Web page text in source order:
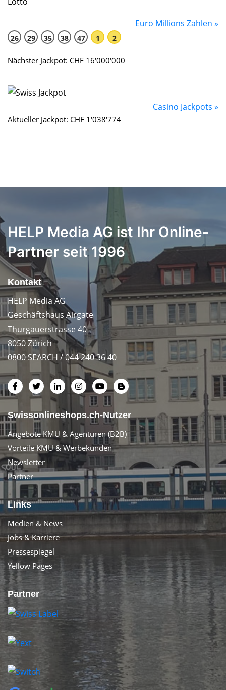
Euro Millions Zahlen »
26 29 35 38 47 1 2
Nächster Jackpot: CHF 16'000'000
Casino Jackpots »
Aktueller Jackpot: CHF 1'038'774
HELP Media AG ist Ihr Online-
Partner seit 1996
Kontakt
HELP Media AG
Geschäftshaus Airgate
Thurgauerstrasse 40
8050 Zürich
0800 SEARCH / 044 240 36 40
Swissonlineshops.ch-Nutzer
Angebote KMU & Agenturen (B2B)
Vorteile KMU & Werbekunden
Newsletter
Partner
Links
Medien & News
Jobs & Karriere
Pressespiegel
Yellow Pages
Partner